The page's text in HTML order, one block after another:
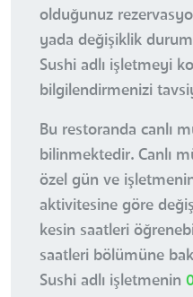
olduğunuz
yada değişiklik
Sushi adlı işletmeyi
bilgilendirmenizi
Bu restoranda canlı
bilinmektedir. Canlı
özel gün ve
aktivitesine göre
kesin saatleri
saatleri bölümüne
Sushi adlı işletmenin